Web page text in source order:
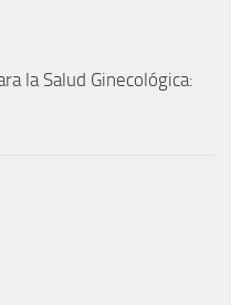
la Salud Ginecológica: